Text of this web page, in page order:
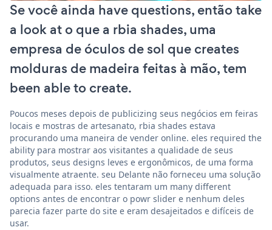
Se você ainda have questions, então take
a look at o que a rbia shades, uma
empresa de óculos de sol que creates
molduras de madeira feitas à mão, tem
been able to create.
Poucos meses depois de publicizing seus negócios em feiras
locais e mostras de artesanato, rbia shades estava
procurando uma maneira de vender online. eles required the
ability para mostrar aos visitantes a qualidade de seus
produtos, seus designs leves e ergonômicos, de uma forma
visualmente atraente. seu Delante não forneceu uma solução
adequada para isso. eles tentaram um many different
options antes de encontrar o powr slider e nenhum deles
parecia fazer parte do site e eram desajeitados e difíceis de
usar.